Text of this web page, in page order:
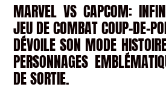
MARVEL VS CAPCOM:
JEU DE COMBAT COUP-DE-
DÉVOILE SON MODE
PERSONNAGES
DE SORTIE.